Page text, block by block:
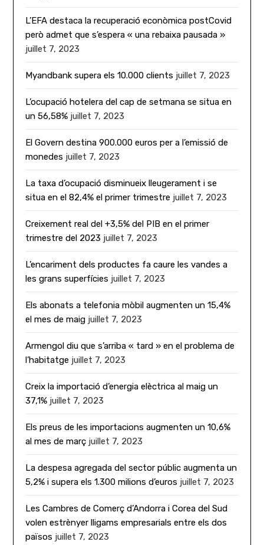
L’EFA destaca la recuperació econòmica postCovid
però admet que s’espera « una rebaixa pausada »
juillet 7, 2023
Myandbank supera els 10.000 clients juillet 7, 2023
L’ocupació hotelera del cap de setmana se situa en
un 56,58% juillet 7, 2023
El Govern destina 900.000 euros per a l’emissió de
monedes juillet 7, 2023
La taxa d’ocupació disminueix lleugerament i se
situa en el 82,4% el primer trimestre juillet 7, 2023
Creixement real del +3,5% del PIB en el primer
trimestre del 2023 juillet 7, 2023
L’encariment dels productes fa caure les vandes a
les grans superfícies juillet 7, 2023
Els abonats a telefonia mòbil augmenten un 15,4%
el mes de maig juillet 7, 2023
Armengol diu que s’arriba « tard » en el problema de
l’habitatge juillet 7, 2023
Creix la importació d’energia elèctrica al maig un
37,1% juillet 7, 2023
Els preus de les importacions augmenten un 10,6%
al mes de març juillet 7, 2023
La despesa agregada del sector públic augmenta un
5,2% i supera els 1.300 milions d’euros juillet 7, 2023
Les Cambres de Comerç d’Andorra i Corea del Sud
volen estrènyer lligams empresarials entre els dos
països juillet 7, 2023